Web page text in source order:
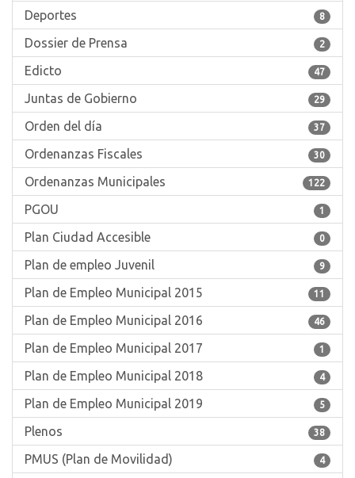
8
Deportes
2
Dossier de Prensa
47
Edicto
29
Juntas de Gobierno
37
Orden del día
30
Ordenanzas Fiscales
122
Ordenanzas Municipales
1
PGOU
0
Plan Ciudad Accesible
9
Plan de empleo Juvenil
11
Plan de Empleo Municipal 2015
46
Plan de Empleo Municipal 2016
1
Plan de Empleo Municipal 2017
4
Plan de Empleo Municipal 2018
5
Plan de Empleo Municipal 2019
38
Plenos
4
PMUS (Plan de Movilidad)